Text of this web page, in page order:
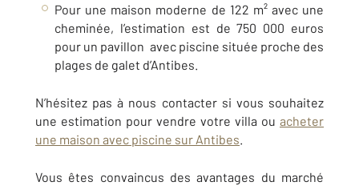
Pour une maison moderne de 122 m² avec une
cheminée, l’estimation est de 750 000 euros
pour un pavillon avec piscine située proche des
plages de galet d’Antibes.
N’hésitez pas à nous contacter si vous souhaitez
une estimation pour vendre votre villa ou acheter
une maison avec piscine sur Antibes.
Vous êtes convaincus des avantages du marché